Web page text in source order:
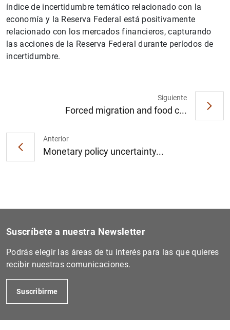
índice de incertidumbre temático relacionado con la
economía y la Reserva Federal está positivamente
relacionado con los mercados financieros, capturando
las acciones de la Reserva Federal durante períodos de
incertidumbre.
Anterior
Monetary policy uncertainty...
Siguiente
Forced migration and food c...
Suscríbete a nuestra Newsletter
Podrás elegir las áreas de tu interés para las que quieres
recibir nuestras comunicaciones.
Suscribirme